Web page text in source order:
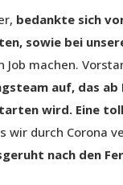
bedankte sich
sowie bei
machen.
auf, das
wird. Eine
wir durch Corona
nach den